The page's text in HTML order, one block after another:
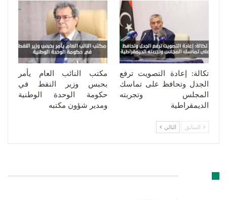
تكالة: إعادة التصويت ترفع
الجدل وتحافظ على تماسك
المجلس وتجربته
الديمقراطية
مكتب النائب العام يأمر
بحبس وزير النفط في
حكومة الوحدة الوطنية
ومدير شؤون مكتبه
السابق التالي